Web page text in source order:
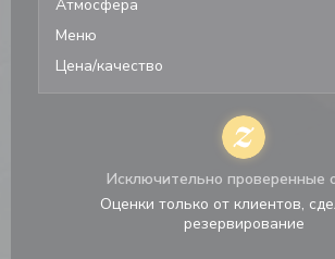
Атмосфера
Меню
Цена/качество
Исключительно проверенные
Оценки только от клиентов,
резервирование